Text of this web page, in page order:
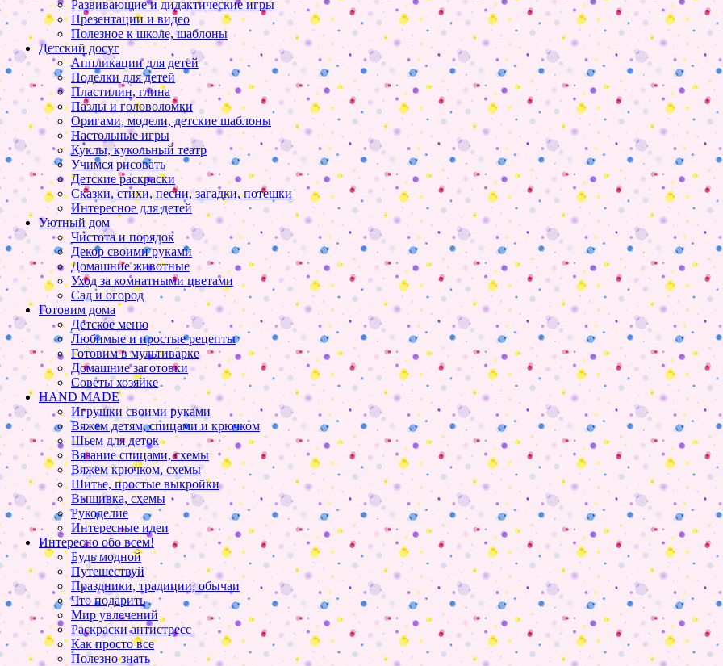
Развивающие и дидактические игры
Презентации и видео
Полезное к школе, шаблоны
Детский досуг
Аппликации для детей
Поделки для детей
Пластилин, глина
Пазлы и головоломки
Оригами, модели, детские шаблоны
Настольные игры
Куклы, кукольный театр
Учимся рисовать
Детские раскраски
Сказки, стихи, песни, загадки, потешки
Интересное для детей
Уютный дом
Чистота и порядок
Декор своими руками
Домашние животные
Уход за комнатными цветами
Сад и огород
Готовим дома
Детское меню
Любимые и простые рецепты
Готовим в мультиварке
Домашние заготовки
Советы хозяйке
HAND MADE
Игрушки своими руками
Вяжем детям, спицами и крючком
Шьем для деток
Вязание спицами, схемы
Вяжем крючком, схемы
Шитье, простые выкройки
Вышивка, схемы
Рукоделие
Интересные идеи
Интересно обо всем!
Будь модной
Путешествуй
Праздники, традиции, обычаи
Что подарить
Мир увлечений
Раскраски антистресс
Как просто все
Полезно знать